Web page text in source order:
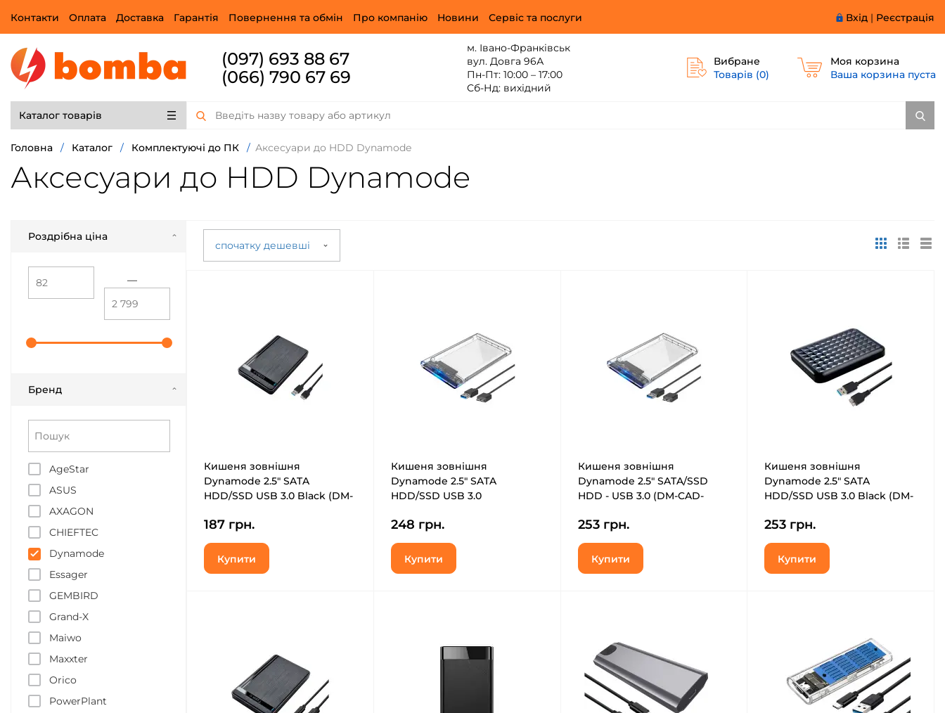
Вхід | Реєстрація
Контакти Оплата Доставка Гарантія Повернення та обмін Про компанію Новини Сервіс та послуги
(097) 693 88 67
(066) 790 67 69
м. Івано-Франківськ
вул. Довга 96А
Пн-Пт: 10:00 – 17:00
Сб-Нд: вихідний
Вибране
Товарів (0)
Моя корзина
Ваша корзина пуста
Каталог товарів
Головна / Каталог / Комплектуючі до ПК / Аксесуари до HDD Dynamode
Аксесуари до HDD Dynamode
спочатку дешевші
Роздрібна ціна
—
Бренд
AgeStar
ASUS
AXAGON
CHIEFTEC
Dynamode
Essager
GEMBIRD
Grand-X
Maiwo
Maxxter
Orico
PowerPlant
Кишеня зовнішня
Dynamode 2.5" SATA
HDD/SSD USB 3.0 Black (DM-
187 грн.
Купити
Кишеня зовнішня
Dynamode 2.5" SATA
HDD/SSD USB 3.0
248 грн.
Купити
Кишеня зовнішня
Dynamode 2.5" SATA/SSD
HDD - USB 3.0 (DM-CAD-
253 грн.
Купити
Кишеня зовнішня
Dynamode 2.5" SATA
HDD/SSD USB 3.0 Black (DM-
253 грн.
Купити